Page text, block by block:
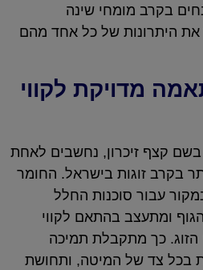
בקרב מומחי שינה
את היתרונות של כל אחד מהם
מדויקת לקווי
בשם קצף זיכרון, נחשבים לאחת
בקרב זוגות בישראל. החומר
עבור סוכנות החלל
ומתעצב בהתאם לקווי
כך מתקבלת תמיכה
בכל צד של המיטה, ותחושת